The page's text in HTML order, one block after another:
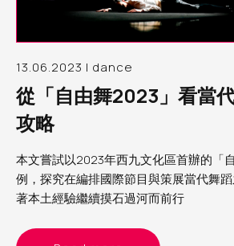
13.06.2023 | dance
從「自由舞2023」看當
攻略
本文嘗試以2023年西九文化區首辦的「
例，探究在編排國際節目與策展當代舞
著本土經驗繼續摸石過河而前行